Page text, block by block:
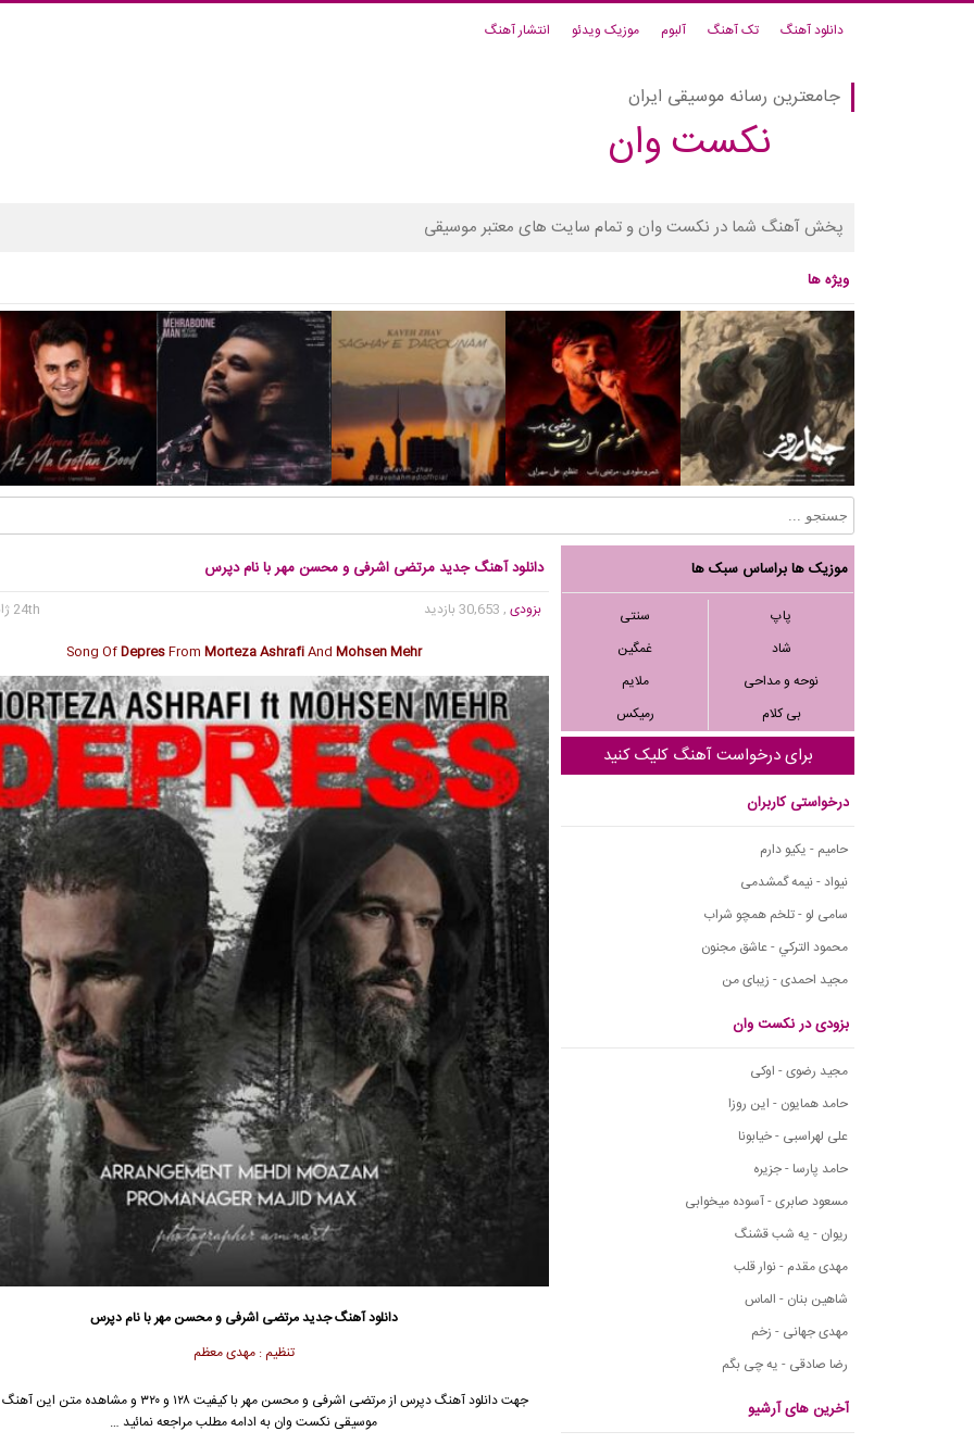
دانلود آهنگ تک آهنگ آلبوم موزیک ویدئو انتشار آهنگ
جامعترین رسانه موسیقی ایران
نکست وان
پخش آهنگ شما در نکست وان و تمام سایت های معتبر موسیقی
ویژه ها
موزیک ها براساس سبک ها
پاپ
سنتی
شاد
غمگین
نوحه و مداحی
ملایم
بی کلام
رمیکس
برای درخواست آهنگ کلیک کنید
درخواستی کاربران
حامیم - یکیو دارم
نیواد - نیمه گمشدمی
سامی لو - تلخم همچو شراب
محمود التركي - عاشق مجنون
مجید احمدی - زیبای من
بزودی در نکست وان
مجید رضوی - اوکی
حامد همایون - این روزا
علی لهراسبی - خیابونا
حامد پارسا - جزیره
مسعود صابری - آسوده میخوابی
ریوان - یه شب قشنگ
مهدی مقدم - نوار قلب
شاهین بنان - الماس
مهدی جهانی - زخم
رضا صادقی - یه چی بگم
آخرین های آرشیو
دانلود آهنگ جدید مرتضی اشرفی و محسن مهر با نام دپرس
بزودی, 30,653 بازدید
24th ژانویه 2018
Song OfDepresFrom Morteza AshrafiAnd Mohsen Mehr
دانلود آهنگ جدیدمرتضی اشرفی ومحسن مهربا نام دپرس
تنظیم : مهدی معظم
جهت دانلود آهنگ دپرس ازمرتضی اشرفی ومحسن مهر
با کیفیت ۱۲۸ و ۳۲۰ و مشاهده متن این
موسیقی نکست وان به ادامه مطلب مراجعه نمائید …